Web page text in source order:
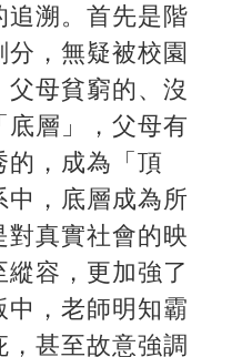
追溯。首先是階
，無疑被校園
母貧窮的、沒
層」，父母有
的，成為「頂
中，底層成為所
真實社會的映
容，更加強了
，老師明知霸
甚至故意強調